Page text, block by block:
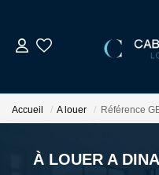
Accueil A louer Référence
À LOUER A